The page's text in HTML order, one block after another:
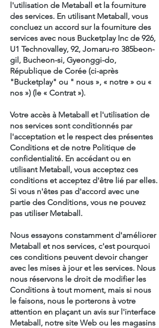
l'utilisation de Metaball et la fourniture
des services. En utilisant Metaball, vous
concluez un accord sur la fourniture des
services avec nous Bucketplay Inc de 926,
U1 Technovalley, 92, Jomaru-ro 385beon-
gil, Bucheon-si, Gyeonggi-do,
République de Corée (ci-après
"Bucketplay" ou " nous », « notre » ou «
nos ») (le « Contrat »).
Votre accès à Metaball et l'utilisation de
nos services sont conditionnés par
l'acceptation et le respect des présentes
Conditions et de notre Politique de
confidentialité. En accédant ou en
utilisant Metaball, vous acceptez ces
conditions et acceptez d'être lié par elles.
Si vous n'êtes pas d'accord avec une
partie des Conditions, vous ne pouvez
pas utiliser Metaball.
Nous essayons constamment d'améliorer
Metaball et nos services, c'est pourquoi
ces conditions peuvent devoir changer
avec les mises à jour et les services. Nous
nous réservons le droit de modifier les
Conditions à tout moment, mais si nous
le faisons, nous le porterons à votre
attention en plaçant un avis sur l'interface
Metaball, notre site Web ou les magasins